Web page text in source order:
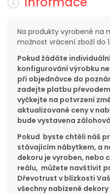
Na produkty vyrobené na
možnost vrácení zboží do
Pokud žádáte
konfigurování výrobku
při objednávce do
zadejte platbu převodem
vyčkejte na potvrzení
aktualizované ceny v
bude vystavena
Pokud byste chtěli náš
stávajícím nábytkem, a
dekoru je vyroben, nebo
reálu, můžete navštívit
Dřevotrust v blízkosti
všechny nabízené